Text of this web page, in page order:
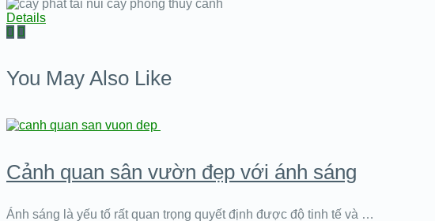
Details
You May Also Like
Cảnh quan sân vườn đẹp với ánh sáng
Ánh sáng là yếu tố rất quan trọng quyết định được độ tinh tế và …